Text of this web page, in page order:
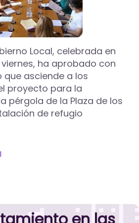
Local, celebrada en
ha aprobado con
que asciende a los
proyecto para la
pérgola de la Plaza de los
de refugio